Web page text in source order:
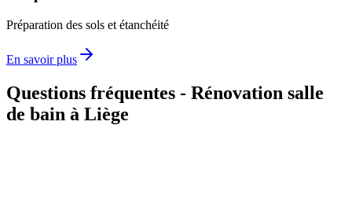
Préparation des sols et étanchéité
En savoir plus
Questions fréquentes - Rénovation salle
de bain à Liège